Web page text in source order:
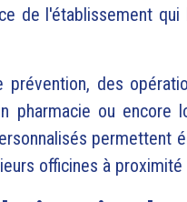
de l'établissement
des
pharmacie ou
permettent
officines à